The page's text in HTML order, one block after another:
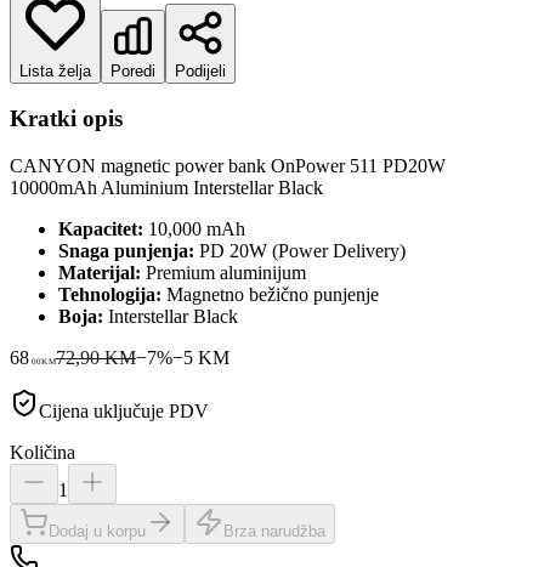
Lista želja Poredi Podijeli
Kratki opis
CANYON magnetic power bank OnPower 511 PD20W
10000mAh Aluminium Interstellar Black
Kapacitet: 10,000 mAh
Snaga punjenja: PD 20W (Power Delivery)
Materijal: Premium aluminijum
Tehnologija: Magnetno bežično punjenje
Boja: Interstellar Black
68 00KM72,90 KM−7%−5KM
Cijena uključuje PDV
Količina
1
Dodaj u korpu Brza narudžba